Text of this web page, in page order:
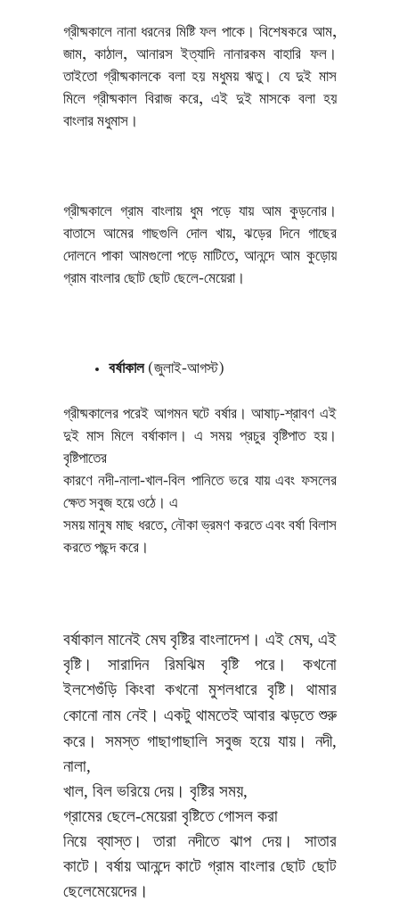
গ্রীষ্মকালে নানা ধরনের মিষ্টি ফল পাকে। বিশেষকরে আম,
জাম, কাঠাল, আনারস ইত্যাদি নানারকম বাহারি ফল।
তাইতো গ্রীষ্মকালকে বলা হয় মধুময় ঋতু। যে দুই মাস
মিলে গ্রীষ্মকাল বিরাজ করে, এই দুই মাসকে বলা হয়
বাংলার মধুমাস।
গ্রীষ্মকালে গ্রাম বাংলায় ধুম পড়ে যায় আম কুড়নোর।
বাতাসে আমের গাছগুলি দোল খায়, ঝড়ের দিনে গাছের
দোলনে পাকা আমগুলো পড়ে মাটিতে, আনন্দে আম কুড়োয়
গ্রাম বাংলার ছোট ছোট ছেলে-মেয়েরা।
বর্ষাকাল(জুলাই-আগস্ট)
গ্রীষ্মকালের পরেই আগমন ঘটে বর্ষার। আষাঢ়-শ্রাবণ এই
দুই মাস মিলে বর্ষাকাল। এ সময় প্রচুর বৃষ্টিপাত হয়।
বৃষ্টিপাতের
কারণে নদী-নালা-খাল-বিল পানিতে ভরে যায় এবং ফসলের
ক্ষেত সবুজ হয়ে ওঠে। এ
সময় মানুষ মাছ ধরতে, নৌকা ভ্রমণ করতে এবং বর্ষা বিলাস
করতে পছন্দ করে।
বর্ষাকাল মানেই মেঘ বৃষ্টির বাংলাদেশ। এই মেঘ, এই
বৃষ্টি। সারাদিন রিমঝিম বৃষ্টি পরে। কখনো
ইলশেগুঁড়ি কিংবা কখনো মুশলধারে বৃষ্টি। থামার
কোনো নাম নেই।একটু থামতেই আবার ঝড়তে শুরু
করে। সমস্ত গাছাগাছালি সবুজ হয়ে যায়। নদী,
নালা,
খাল, বিল ভরিয়ে দেয়। বৃষ্টির সময়,
গ্রামের ছেলে-মেয়েরা বৃষ্টিতে গোসল করা
নিয়ে ব্যাস্ত। তারা নদীতে ঝাপ দেয়। সাতার
কাটে। বর্ষায় আনন্দে কাটে গ্রাম বাংলার ছোট ছোট
ছেলেমেয়েদের।